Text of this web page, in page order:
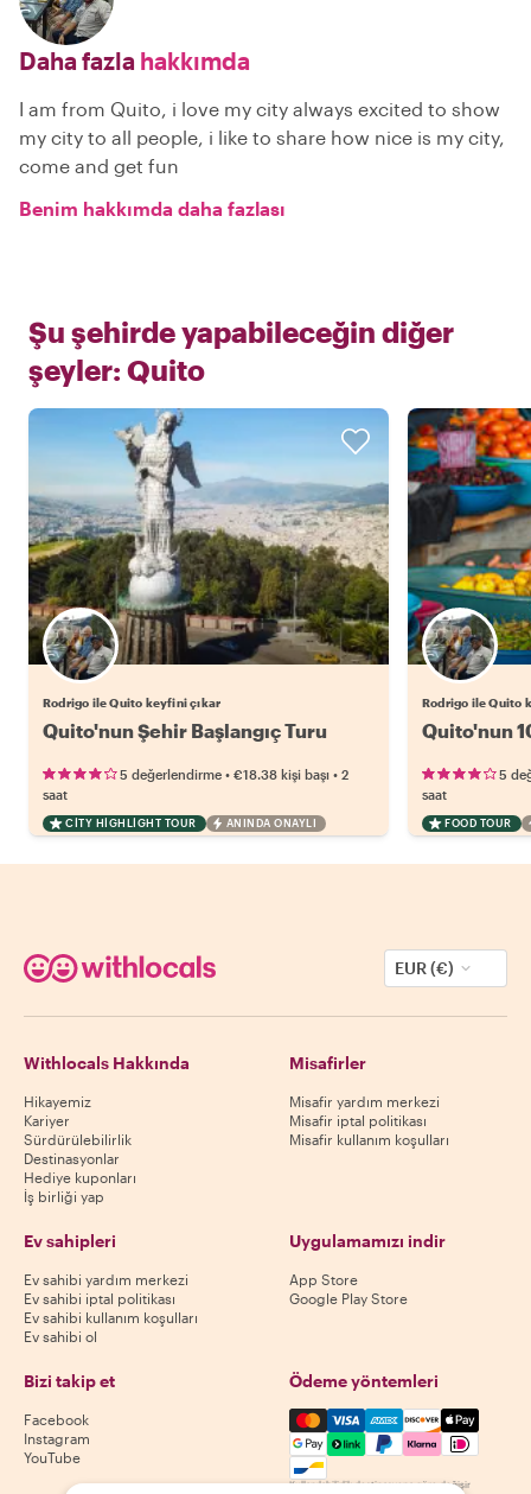
Daha fazla hakkımda
I am from Quito, i love my city always excited to show
my city to all people, i like to share how nice is my city,
come and get fun
Benim hakkımda daha fazlası
Şu şehirde yapabileceğin diğer
şeyler: Quito
Rodrigo ile Quito keyfini çıkar
Quito'nun Şehir Başlangıç Turu
5 değerlendirme • €18.38 kişi başı • 2
saat
CITY HIGHLIGHT TOUR ANINDA ONAYLI
Rodrigo ile Quito
Quito'nun
5
saat
FOOD TOUR
EUR (€)
Withlocals Hakkında
Hikayemiz
Kariyer
Sürdürülebilirlik
Destinasyonlar
Hediye kuponları
İş birliği yap
Misafirler
Misafir yardım merkezi
Misafir iptal politikası
Misafir kullanım koşulları
Ev sahipleri
Ev sahibi yardım merkezi
Ev sahibi iptal politikası
Ev sahibi kullanım koşulları
Ev sahibi ol
Uygulamamızı indir
App Store
Google Play Store
Bizi takip et
Facebook
Instagram
YouTube
Ödeme yöntemleri
Mastercard, Visa, Amex,
Kullanılabilirlik destinasyona göre değişir